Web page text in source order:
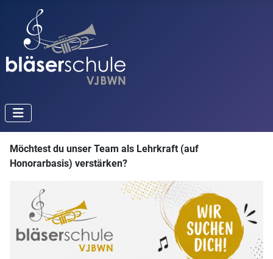
Möchtest du unser Team als Lehrkraft (auf
Honorarbasis) verstärken?